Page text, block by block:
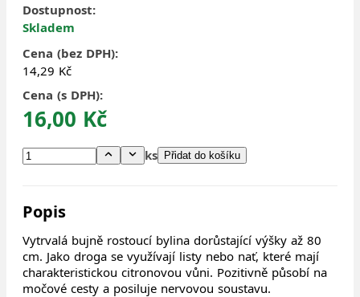
Dostupnost:
Skladem
Cena (bez DPH):
14,29 Kč
Cena (s DPH):
16,00 Kč
ks Přidat do košíku
Popis
Vytrvalá bujně rostoucí bylina dorůstající výšky až 80
cm. Jako droga se využívají listy nebo nať, které mají
charakteristickou citronovou vůni. Pozitivně působí na
močové cesty a posiluje nervovou soustavu.